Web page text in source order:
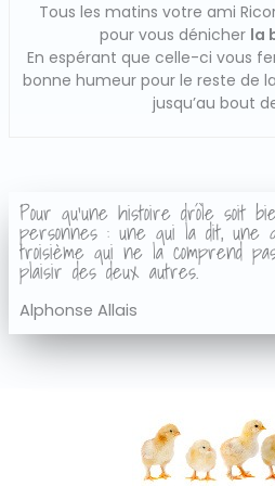
Tous les matins votre ami
pour vous dénicher la
En espérant que celle-ci vous
bonne humeur pour le reste de
jusqu’au bout
Pour qu'une histoire drôle soit
personnes : une qui la dit, une
troisième qui ne la comprend
plaisir des deux autres.
Alphonse Allais